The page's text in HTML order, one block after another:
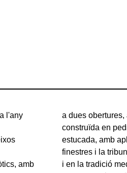
l'any
amb
és
les
i